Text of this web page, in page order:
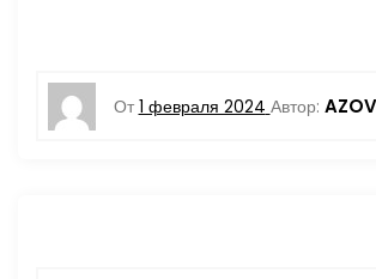
От 1 февраля 2024 Автор: